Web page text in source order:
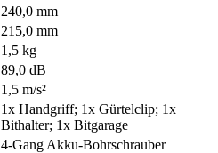
240,0 mm
215,0 mm
1,5 kg
89,0 dB
1,5 m/s²
1x Handgriff; 1x Gürtelclip; 1x
Bithalter; 1x Bitgarage
4-Gang Akku-Bohrschrauber